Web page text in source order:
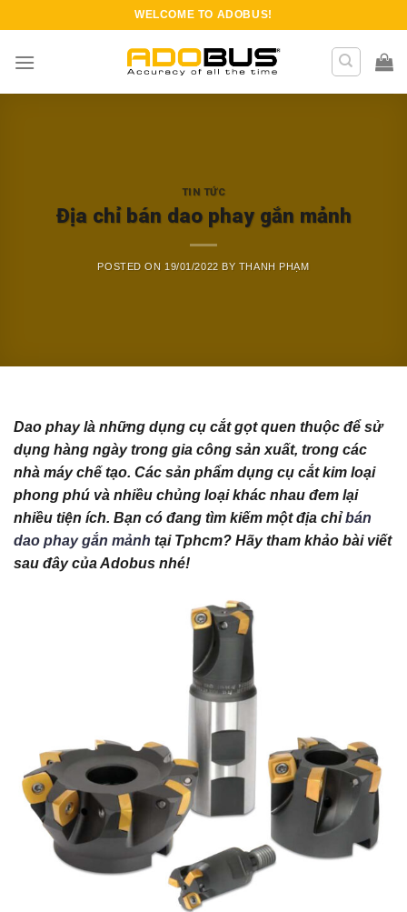
to
content
WELCOME TO ADOBUS!
TIN TỨC
Địa chỉ bán dao phay gắn mảnh
POSTED ON 19/01/2022 BY THANH PHẠM
Dao phay là những dụng cụ cắt gọt quen thuộc để sử
dụng hàng ngày trong gia công sản xuất, trong các
nhà máy chế tạo. Các sản phẩm dụng cụ cắt kim loại
phong phú và nhiều chủng loại khác nhau đem lại
nhiều tiện ích. Bạn có đang tìm kiếm một địa chỉbán
dao phay gắn mảnh tại Tphcm? Hãy tham khảo bài viết
sau đây của Adobus nhé!